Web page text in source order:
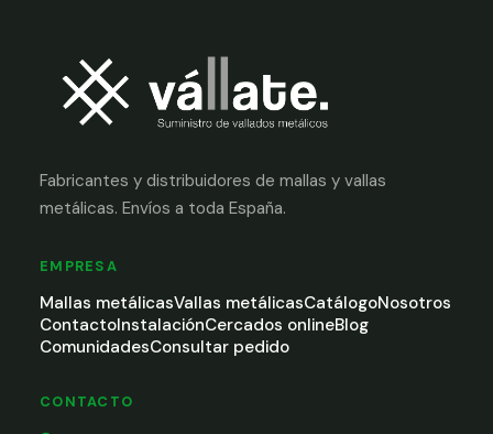
Fabricantes y distribuidores de mallas y vallas
metálicas. Envíos a toda España.
EMPRESA
Mallas metálicasVallas metálicasCatálogoNosotros
ContactoInstalaciónCercados onlineBlog
ComunidadesConsultar pedido
CONTACTO